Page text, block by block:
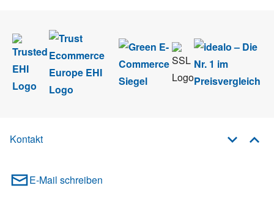
Kontakt
E-Mail schreiben